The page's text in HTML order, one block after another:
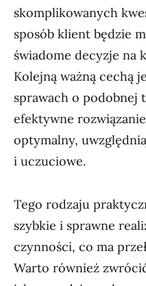
skomplikowanych
sposób klient będzie
świadome decyzje na
Kolejną ważną cechą
sprawach o podobnej
efektywne
optymalny,
i uczuciowe.
Tego rodzaju
szybkie i sprawne
czynności, co ma
Warto również